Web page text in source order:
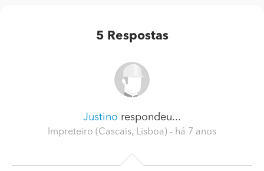
5 Respostas
Justino respondeu...
Impreteiro (Cascais, Lisboa) - há 7 anos